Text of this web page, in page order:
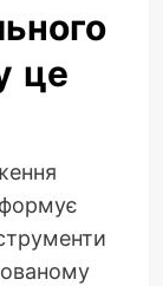
це
формує